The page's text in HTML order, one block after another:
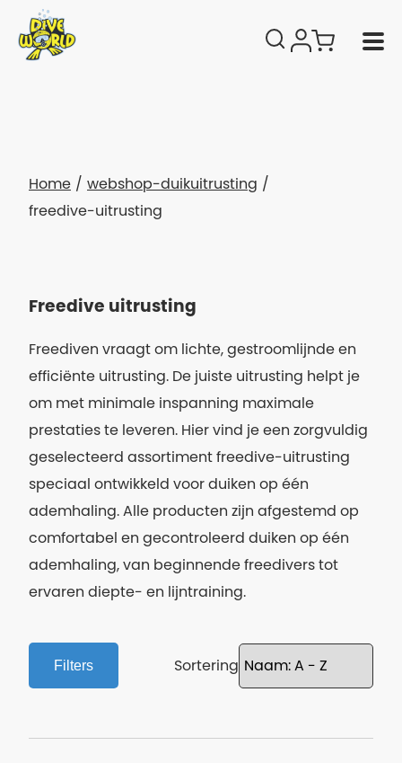
Home
webshop-duikuitrusting
freedive-uitrusting
Freedive uitrusting
Freediven vraagt om lichte, gestroomlijnde en
efficiënte uitrusting. De juiste uitrusting helpt je
om met minimale inspanning maximale
prestaties te leveren. Hier vind je een zorgvuldig
geselecteerd assortiment freedive-uitrusting
speciaal ontwikkeld voor duiken op één
ademhaling. Alle producten zijn afgestemd op
comfortabel en gecontroleerd duiken op één
ademhaling, van beginnende freedivers tot
ervaren diepte- en lijntraining.
Filters Sortering